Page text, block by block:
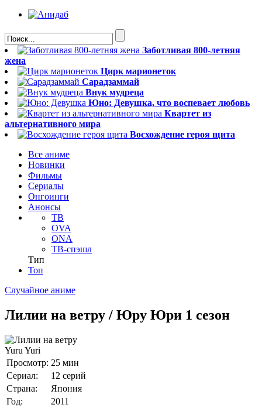
Заботливая 800-летняя
жена
Цирк марионеток
Сарадзаммай
Внук мудреца
Юно: Девушка, что воспевает любовь
Квартет из
альтернативного мира
Восхождение героя щита
Все аниме
Новинки
Фильмы
Сериалы
Онгоинги
Анонсы
ТВ
OVA
ONA
ТВ-спэшл
Тип
Топ
Случайное аниме
Лилии на ветру / Юру Юри 1 сезон
Yuru Yuri
Просмотр: 25 мин
Сериал:
12 серий
Страна:
Япония
Год:
2011